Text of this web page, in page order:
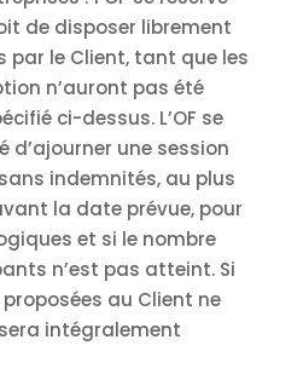
de disposer librement
par le Client, tant que les
n’auront pas été
ci-dessus. L’OF se
d’ajourner une session
indemnités, au plus
la date prévue, pour
et si le nombre
n’est pas atteint. Si
au Client ne
intégralement